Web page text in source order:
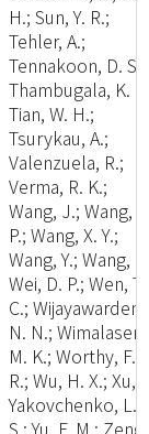
H.; Sun, Y. R.;
Tehler, A.;
Tennakoon, D. S.;
Thambugala, K.
Tian, W. H.;
Tsurykau, A.;
Valenzuela, R.;
Verma, R. K.;
Wang, J.; Wang,
P.; Wang, X. Y.;
Wang, Y.; Wang,
Wei, D. P.; Wen, T.
C.;
N. N.;
M. K.; Worthy, F.
R.; Wu, H. X.; Xu,
Yakovchenko, L.
S.; Yu, F. M.; Zeng,